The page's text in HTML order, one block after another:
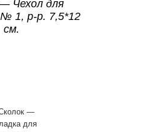
Чехол для
1, р-р. 7,5*12
см.